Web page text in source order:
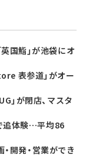
国鮨」が池袋にオ
表参道」がオー
」が閉店、マスタ
追体験…平均86
開発・営業ができ